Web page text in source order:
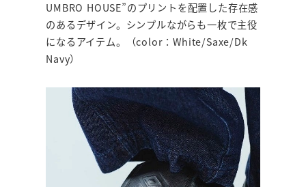
UMBRO HOUSE”のプリントを配置した存在感
のあるデザイン。シンプルながらも一枚で主役
になるアイテム。（color：White/Saxe/Dk
Navy）